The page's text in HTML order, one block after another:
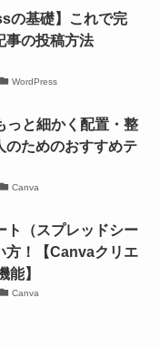
の基礎】これで完
事の投稿方法
WordPress
っと細かく配置・整
のためのおすすめテ
Canva
ト（スプレッドシー
方！【Canvaクリエ
能】
Canva